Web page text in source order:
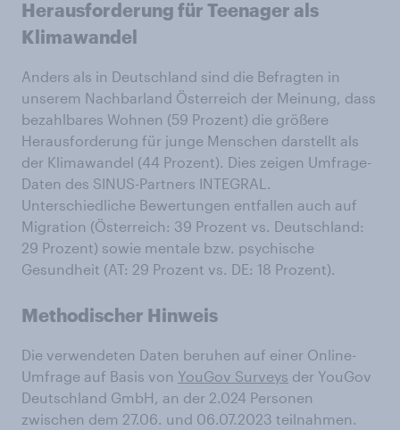
Herausforderung für Teenager als
Klimawandel
Anders als in Deutschland sind die Befragten in
unserem Nachbarland Österreich der Meinung, dass
bezahlbares Wohnen (59 Prozent) die größere
Herausforderung für junge Menschen darstellt als
der Klimawandel (44 Prozent). Dies zeigen Umfrage-
Daten des SINUS-Partners INTEGRAL.
Unterschiedliche Bewertungen entfallen auch auf
Migration (Österreich: 39 Prozent vs. Deutschland:
29 Prozent) sowie mentale bzw. psychische
Gesundheit (AT: 29 Prozent vs. DE: 18 Prozent).
Methodischer Hinweis
Die verwendeten Daten beruhen auf einer Online-
Umfrage auf Basis von YouGov Surveys der YouGov
Deutschland GmbH, an der 2.024 Personen
zwischen dem 27.06. und 06.07.2023 teilnahmen.